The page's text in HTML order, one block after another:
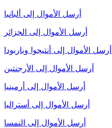
أرسل الأموال إلى ألبانيا
أرسل الأموال إلى الجزائر
أرسل الأموال إلى أنتيجوا وباربودا
أرسل الأموال إلى الأرجنتين
أرسل الأموال إلى أرمينيا
أرسل الأموال إلى أستراليا
أرسل الأموال إلى النمسا